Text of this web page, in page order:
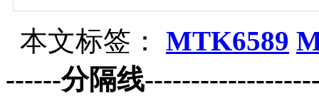
本文标签： MTK6589
------分隔线